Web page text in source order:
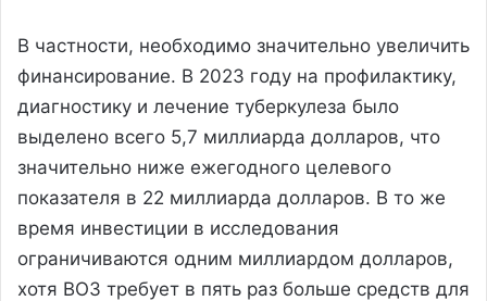
В частности, необходимо значительно увеличить
финансирование. В 2023 году на профилактику,
диагностику и лечение туберкулеза было
выделено всего 5,7 миллиарда долларов, что
значительно ниже ежегодного целевого
показателя в 22 миллиарда долларов. В то же
время инвестиции в исследования
ограничиваются одним миллиардом долларов,
хотя ВОЗ требует в пять раз больше средств для